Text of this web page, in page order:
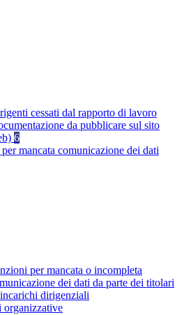
cessati dal rapporto di lavoro
da pubblicare sul sito
6
mancata comunicazione dei dati
per mancata o incompleta
dei dati da parte dei titolari
dirigenziali
organizzative